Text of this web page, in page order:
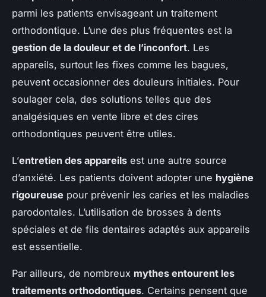
parmi les patients envisageant un traitement
orthodontique. L’une des plus fréquentes est la
gestion de la douleur et de l’inconfort. Les
appareils, surtout les fixes comme les bagues,
peuvent occasionner des douleurs initiales. Pour
soulager cela, des solutions telles que des
analgésiques en vente libre et des cires
orthodontiques peuvent être utiles.
L’entretien des appareils est une autre source
d’anxiété. Les patients doivent adopter une hygiène
rigoureuse pour prévenir les caries et les maladies
parodontales. L’utilisation de brosses à dents
spéciales et de fils dentaires adaptés aux appareils
est essentielle.
Par ailleurs, de nombreux mythes entourent les
traitements orthodontiques. Certains pensent que